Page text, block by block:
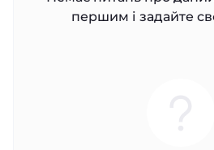
першим і задайте